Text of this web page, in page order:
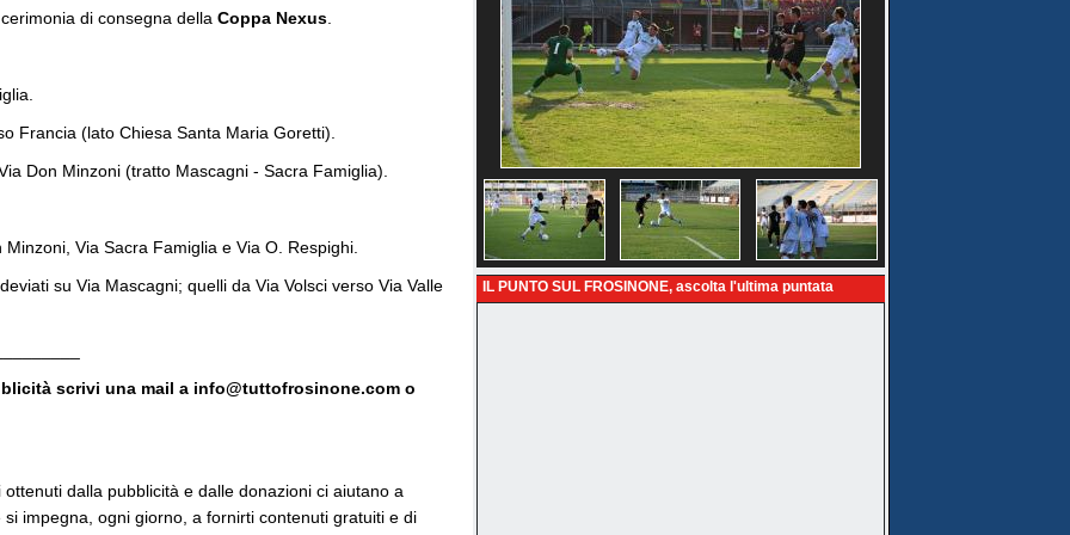
di consegna della Coppa Nexus
Francia (lato Chiesa Santa Maria Goretti).
Don Minzoni (tratto Mascagni - Sacra Famiglia).
Via Sacra Famiglia e Via O. Respighi.
su Via Mascagni; quelli da Via Volsci verso Via Valle
scrivi una mail a info@tuttofrosinone.com o
dalla pubblicità e dalle donazioni ci aiutano a
impegna, ogni giorno, a fornirti contenuti gratuiti e di
IL PUNTO SUL FROSINONE, ascolta l'ultima puntata